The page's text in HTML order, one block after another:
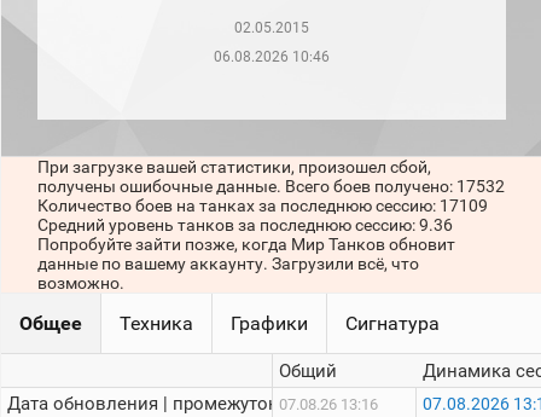
Топ 1000
Топ
игроков
последние
сессии)
02.05.2015
06.08.2026 10:46
При загрузке вашей статистики, произошел сбой,
получены ошибочные данные. Всего боев получено: 17532
Количество боев на танках за последнюю сессию: 17109
Средний уровень танков за последнюю сессию: 9.36
Попробуйте зайти позже, когда Мир Танков обновит
данные по вашему аккаунту. Загрузили всё, что
возможно.
Общее Техника Графики Сигнатура
Дата обновления | промежуток:
Общий
07.08.26 13:16
Динамика
07.08.2026